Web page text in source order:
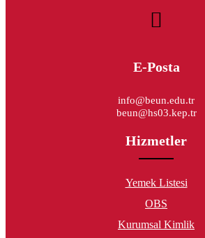
E-Posta
info@beun.edu.tr
beun@hs03.kep.tr
Hizmetler
Yemek Listesi
OBS
Kurumsal Kimlik